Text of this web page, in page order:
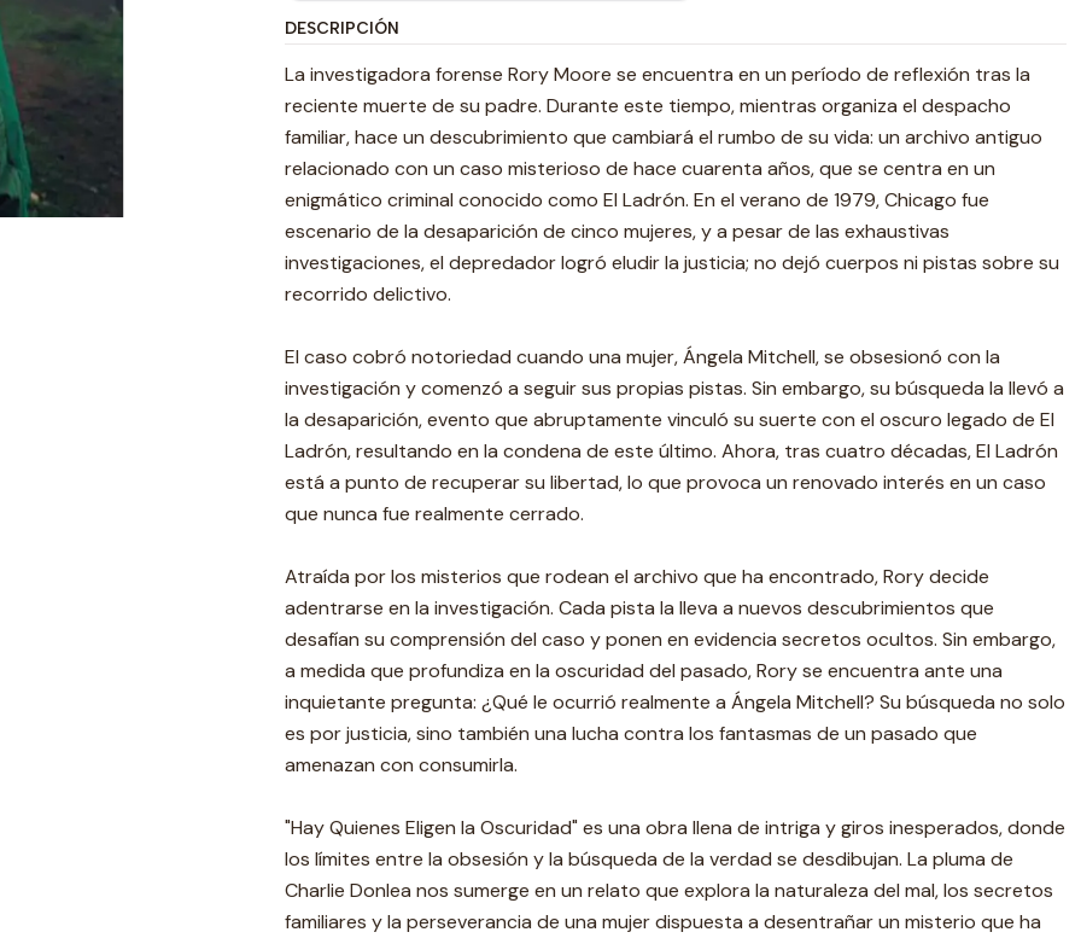
DESCRIPCIÓN
La investigadora forense Rory Moore se encuentra en un período de reflexión tras la
reciente muerte de su padre. Durante este tiempo, mientras organiza el despacho
familiar, hace un descubrimiento que cambiará el rumbo de su vida: un archivo antiguo
relacionado con un caso misterioso de hace cuarenta años, que se centra en un
enigmático criminal conocido como El Ladrón. En el verano de 1979, Chicago fue
escenario de la desaparición de cinco mujeres, y a pesar de las exhaustivas
investigaciones, el depredador logró eludir la justicia; no dejó cuerpos ni pistas sobre su
recorrido delictivo.
El caso cobró notoriedad cuando una mujer, Ángela Mitchell, se obsesionó con la
investigación y comenzó a seguir sus propias pistas. Sin embargo, su búsqueda la llevó a
la desaparición, evento que abruptamente vinculó su suerte con el oscuro legado de El
Ladrón, resultando en la condena de este último. Ahora, tras cuatro décadas, El Ladrón
está a punto de recuperar su libertad, lo que provoca un renovado interés en un caso
que nunca fue realmente cerrado.
Atraída por los misterios que rodean el archivo que ha encontrado, Rory decide
adentrarse en la investigación. Cada pista la lleva a nuevos descubrimientos que
desafían su comprensión del caso y ponen en evidencia secretos ocultos. Sin embargo,
a medida que profundiza en la oscuridad del pasado, Rory se encuentra ante una
inquietante pregunta: ¿Qué le ocurrió realmente a Ángela Mitchell? Su búsqueda no solo
es por justicia, sino también una lucha contra los fantasmas de un pasado que
amenazan con consumirla.
"Hay Quienes Eligen la Oscuridad" es una obra llena de intriga y giros inesperados, donde
los límites entre la obsesión y la búsqueda de la verdad se desdibujan. La pluma de
Charlie Donlea nos sumerge en un relato que explora la naturaleza del mal, los secretos
familiares y la perseverancia de una mujer dispuesta a desentrañar un misterio que ha